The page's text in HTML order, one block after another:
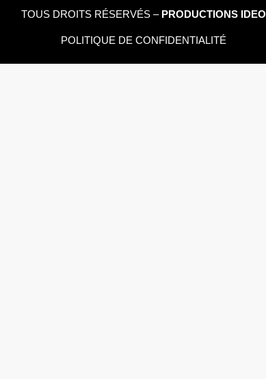
TOUS DROITS RÉSERVÉS – PRODUCTIONS IDEO
POLITIQUE DE CONFIDENTIALITÉ